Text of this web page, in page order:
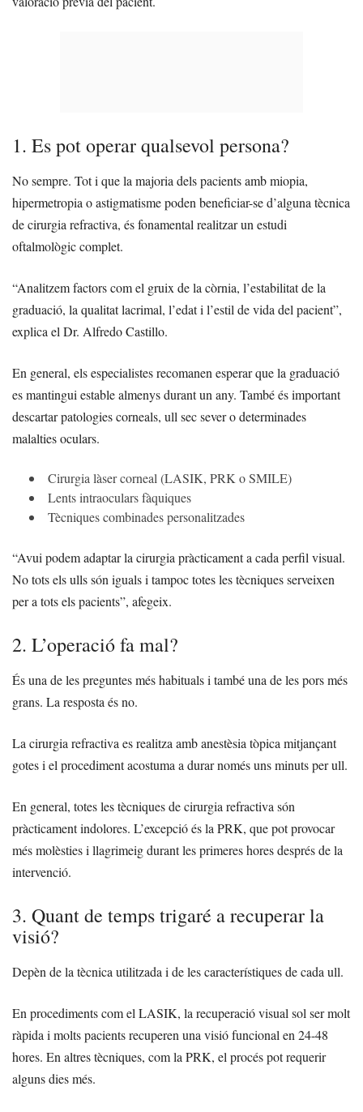
1. Es pot operar qualsevol persona?
No sempre. Tot i que la majoria dels pacients amb miopia,
hipermetropia o astigmatisme poden beneficiar-se d’alguna tècnica
de cirurgia refractiva, és fonamental realitzar un estudi
oftalmològic complet.
“Analitzem factors com el gruix de la còrnia, l’estabilitat de la
graduació, la qualitat lacrimal, l’edat i l’estil de vida del pacient”,
explica el Dr. Alfredo Castillo.
En general, els especialistes recomanen esperar que la graduació
es mantingui estable almenys durant un any. També és important
descartar patologies corneals, ull sec sever o determinades
malalties oculars.
Cirurgia làser corneal (LASIK, PRK o SMILE)
Lents intraoculars fàquiques
Tècniques combinades personalitzades
“Avui podem adaptar la cirurgia pràcticament a cada perfil visual.
No tots els ulls són iguals i tampoc totes les tècniques serveixen
per a tots els pacients”, afegeix.
2. L’operació fa mal?
És una de les preguntes més habituals i també una de les pors més
grans. La resposta és no.
La cirurgia refractiva es realitza amb anestèsia tòpica mitjançant
gotes i el procediment acostuma a durar només uns minuts per ull.
En general, totes les tècniques de cirurgia refractiva són
pràcticament indolores. L’excepció és la PRK, que pot provocar
més molèsties i llagrimeig durant les primeres hores després de la
intervenció.
3. Quant de temps trigaré a recuperar la
visió?
Depèn de la tècnica utilitzada i de les característiques de cada ull.
En procediments com el LASIK, la recuperació visual sol ser molt
ràpida i molts pacients recuperen una visió funcional en 24-48
hores. En altres tècniques, com la PRK, el procés pot requerir
alguns dies més.